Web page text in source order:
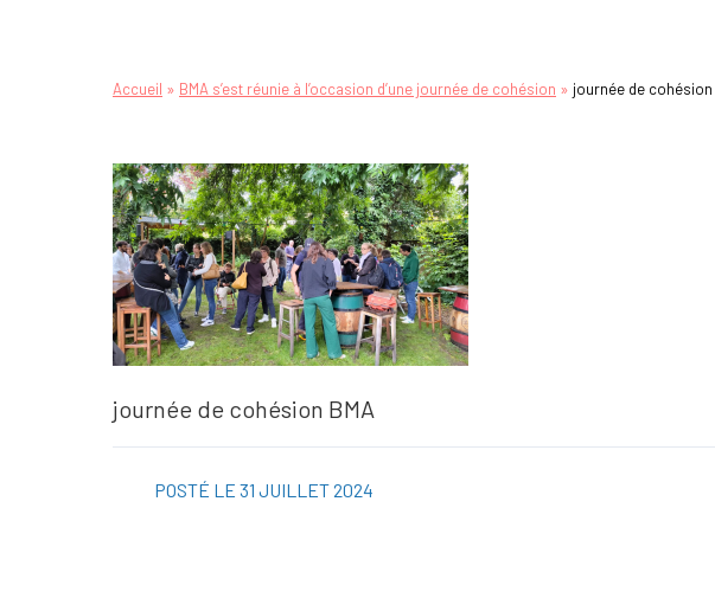
Accueil » BMA s’est réunie à l’occasion d’une journée de cohésion » journée de cohésion
journée de cohésion BMA
POSTÉ LE 31 JUILLET 2024